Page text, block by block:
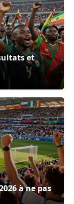
et
à ne pas